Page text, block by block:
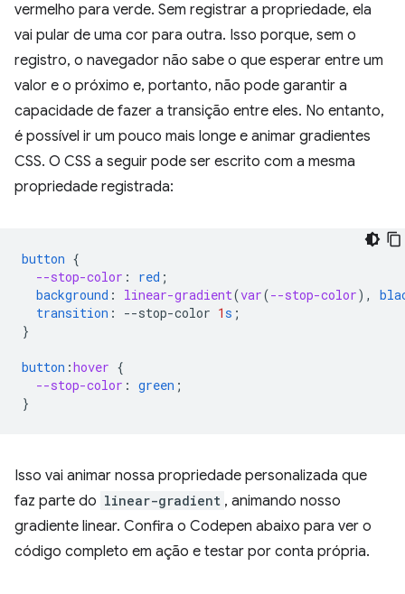
vermelho para verde. Sem registrar a propriedade, ela
vai pular de uma cor para outra. Isso porque, sem o
registro, o navegador não sabe o que esperar entre um
valor e o próximo e, portanto, não pode garantir a
capacidade de fazer a transição entre eles. No entanto,
é possível ir um pouco mais longe e animar gradientes
CSS. O CSS a seguir pode ser escrito com a mesma
propriedade registrada:
button {
--stop-color : red ;
background : linear-gradient(var(--stop-color),
transition : --stop-color 1s ;
}
button :hover {
--stop-color : green ;
}
Isso vai animar nossa propriedade personalizada que
faz parte do linear-gradient , animando nosso
gradiente linear. Confira o Codepen abaixo para ver o
código completo em ação e testar por conta própria.